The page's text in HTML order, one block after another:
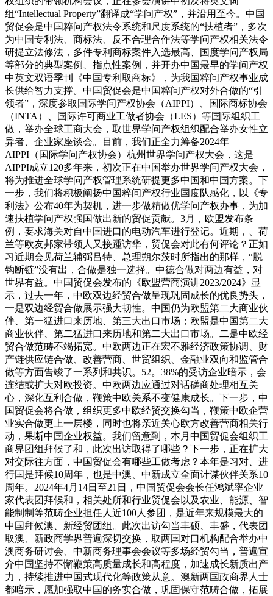
组“Intellectual Property”翻译成“学问产权”，并沿用至今。中国
贸促会是中国粹问产权法令系统和尺度系统的“扶植者”，多次
为中国专利法、商标法、反不合理合作法等学问产权相关法令
研提立法修法，多件专利商标案件入选最高、国度学问产权局
等部分的典型案例、指点性案例，并开办中国最早的学问产权
中英文双语季刊《中国专利取商标》，为我国粹问产权事业成
长供给智力支撑。中国贸促会是中国粹问产权对外合做的“引
领者”，深度参取国际学问产权协会（AIPPI）、国际商标协会
（INTA）、国际许可商业工做者协会（LES）等国际组织工
做，举办全球工商大会，取世界学问产权组织配合举办女性立
异者、企业家座谈会。目前，我们正全力筹备2024年
AIPPI（国际学问产权协会）杭州世界学问产权大会，这是
AIPPI成立120多年来，初次正在中国举办世界学问产权大会，
将为推进全球学问产权管理系统研提更多中国和中国方案。下
一步，我们将积极阐扬中国粹问产权行业国度队感化，以《专
利法》公布40年为契机，进一步做精做优学问产权办事，为加
速扶植学问产权强国做出新的贸促贡献。3月，欧盟发布条
例，要求海关对自中国进口的电动汽车进行登记。近期，、荷
兰等欧友邦家带领人又接踵访华，贸促会对此有何评论？正如
习近期会见荷兰辅弼吕特、总理朔尔茨时所指出的那样，“脱
钩断链”没有出，合做是独一选择。中德合做对两边有益，对
世界有益。中国贸促会发布的《欧盟营商演讲2023/2024》显
示，过去一年，中欧双边经贸合做呈现巩固成长的优良势头，
一是双边经贸合做展示强大韧性。中国仍为欧盟第二大商业伙
伴、第一猛进口来历地、第三大出口市场；欧盟是中国第二大
商业伙伴、第二猛进口来历地和第二大出口市场。二是中欧经
贸合做范畴不竭拓宽。中欧两边正在宏不雅经济政策协调、财
产链供应链合做、改善营商、世贸组织、金融业双向和监管合
做等方面告竣了一系列和共识。52。38%的受访企业暗示，会
连结或扩大对欧投资。中欧两边应通过对话磋商处理相互关
心，深化互利合做，鞭策中欧关系不变健康成长。下一步，中
国贸促会将合做，组织更多中欧经贸交换勾当，鞭策中欧企营
业实合做更上一层楼，同时也将亲近关心欧方改善营商相关行
动，果断中国企业权益。我们留意到，本月中国贸促会组织工
商界团组拜候了和，此次出访取得了哪些？下一步，正在扩大
对交际往方面，中国贸促会有哪些工做考虑？本年是习对、进
行国是拜候10周年，也是中澳、中新成立全面计谋伙伴关系10
周年。2024年4月14日至21日，中国贸促会会长任鸿斌率企业
家代表团拜候和，相关处所和行业贸促会以及农业、能源、智
能制制等范畴企业担任人近100人参团，是近年来规模最大的
中国拜候澳、新经贸团组。此次出访勾当丰硕、丰盛，代表团
取澳、新政商学界普遍深切交换，取两国对口机构配合举办中
澳商务研讨会、中新商务理事会会议等多场经贸勾当，普遍宣
介中国坚持不懈鞭策高质量成长和高程度，加速成长新质出产
力，持续推进中国式现代化等政策从意。澳新两国政商界人士
都暗示，愿加强取中国的务实合做，巩固保守范畴合做，拓展